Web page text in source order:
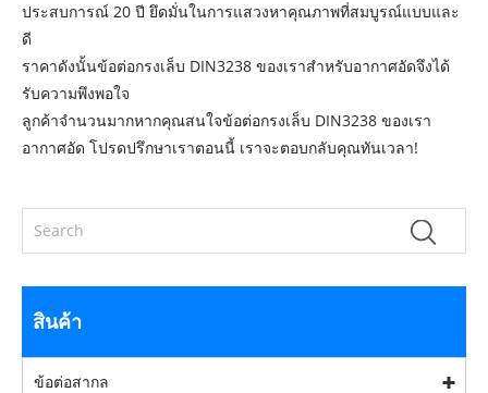
ประสบการณ์ 20 ปี ยึดมั่นในการแสวงหาคุณภาพที่สมบูรณ์แบบและ
ดี
ราคาดังนั้นข้อต่อกรงเล็บ DIN3238 ของเราสำหรับอากาศอัดจึงได้
รับความพึงพอใจ
ลูกค้าจำนวนมากหากคุณสนใจข้อต่อกรงเล็บ DIN3238 ของเรา
อากาศอัด โปรดปรึกษาเราตอนนี้ เราจะตอบกลับคุณทันเวลา!
สินค้า
ข้อต่อสากล